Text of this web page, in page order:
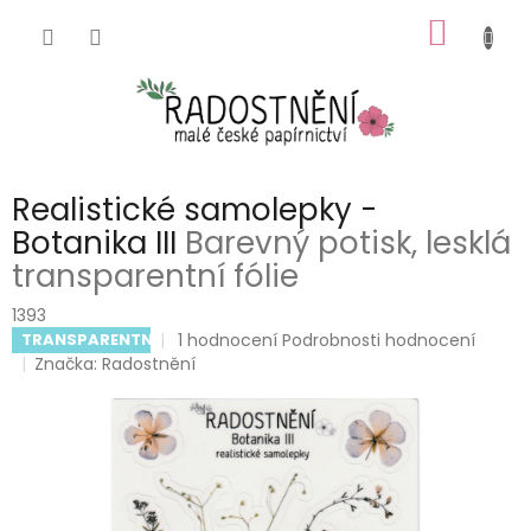
KOŠÍK
Realistické samolepky -
Botanika III Barevný potisk, lesklá
transparentní fólie
1393
TRANSPARENTNÍ
Průměrné
hodnocení
je
hvězdiček.
1 hodnocení Podrobnosti hodnocení
Značka:Radostnění